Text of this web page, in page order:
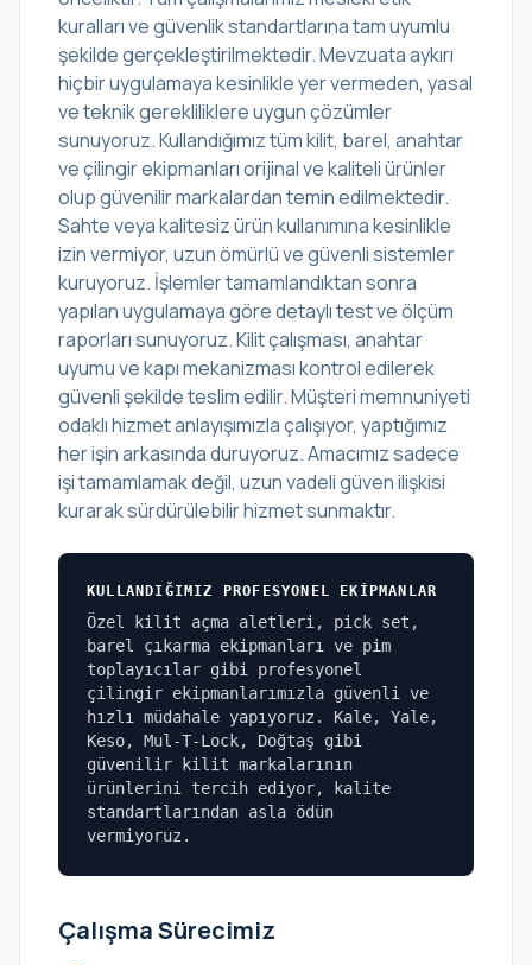
kuralları ve güvenlik standartlarına tam uyumlu
şekilde gerçekleştirilmektedir. Mevzuata aykırı
hiçbir uygulamaya kesinlikle yer vermeden, yasal
ve teknik gerekliliklere uygun çözümler
sunuyoruz. Kullandığımız tüm kilit, barel, anahtar
ve çilingir ekipmanları orijinal ve kaliteli ürünler
olup güvenilir markalardan temin edilmektedir.
Sahte veya kalitesiz ürün kullanımına kesinlikle
izin vermiyor, uzun ömürlü ve güvenli sistemler
kuruyoruz. İşlemler tamamlandıktan sonra
yapılan uygulamaya göre detaylı test ve ölçüm
raporları sunuyoruz. Kilit çalışması, anahtar
uyumu ve kapı mekanizması kontrol edilerek
güvenli şekilde teslim edilir. Müşteri memnuniyeti
odaklı hizmet anlayışımızla çalışıyor, yaptığımız
her işin arkasında duruyoruz. Amacımız sadece
işi tamamlamak değil, uzun vadeli güven ilişkisi
kurarak sürdürülebilir hizmet sunmaktır.
KULLANDIĞIMIZ PROFESYONEL EKIPMANLAR
Özel kilit açma aletleri, pick set,
barel çıkarma ekipmanları ve pim
toplayıcılar gibi profesyonel
çilingir ekipmanlarımızla güvenli ve
hızlı müdahale yapıyoruz. Kale, Yale,
Keso, Mul-T-Lock, Doğtaş gibi
güvenilir kilit markalarının
ürünlerini tercih ediyor, kalite
standartlarından asla ödün
vermiyoruz.
Çalışma Sürecimiz